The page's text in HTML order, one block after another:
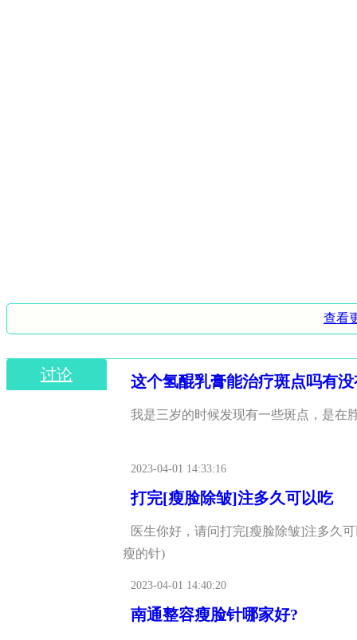
查看
讨论 这个氢醌乳膏能治疗斑点吗有
我是三岁的时候发现有一些斑点，是在
2023-04-01 14:33:16
打完[瘦脸除皱]注多久可以吃
医生你好，请问打完[瘦脸除皱]注多久
瘦的针)
2023-04-01 14:40:20
南通整容瘦脸针哪家好?